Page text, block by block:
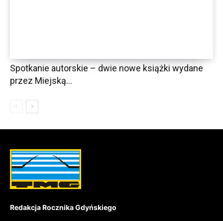
Spotkanie autorskie – dwie nowe książki wydane
przez Miejską...
Redakcja Rocznika Gdyńskiego